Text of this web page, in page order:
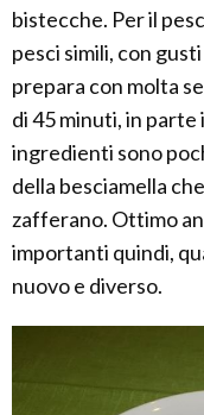
bistecche. Per il
pesci simili, con
prepara con molta
di 45 minuti, in
ingredienti sono
della besciamella
zafferano. Ottimo
importanti quindi,
nuovo e diverso.